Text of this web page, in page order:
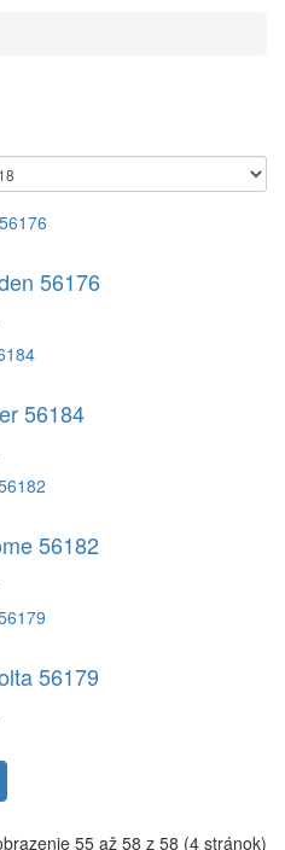
56176
56184
56182
56179
55 až 58 z 58 (4 stránok)